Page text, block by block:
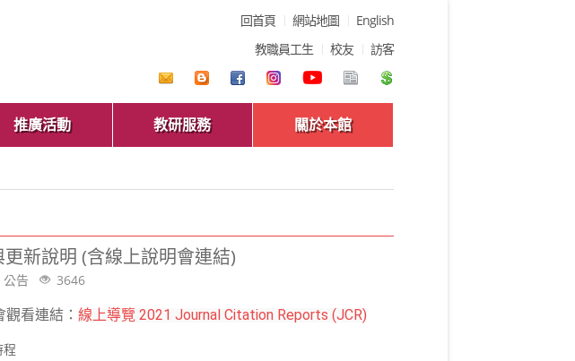
回首頁 網站地圖
English
教職員工生
校友 訪客
推廣活動 教研服務 關於本館
更新說明 (含線上說明會連結)
公告 3646
看連結： 線上導覽 2021 Journal Citation Reports (JCR)
程